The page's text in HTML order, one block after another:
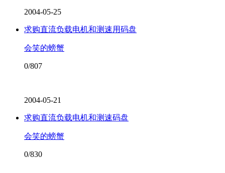
2004-05-25
求购直流负载电机和测速用码盘
会笑的螃蟹
0/807
2004-05-21
求购直流负载电机和测速码盘
会笑的螃蟹
0/830